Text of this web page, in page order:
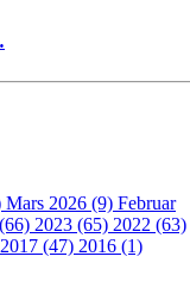
Mars 2026 (9) Februar
2023 (65) 2022 (63)
2017 (47) 2016 (1)